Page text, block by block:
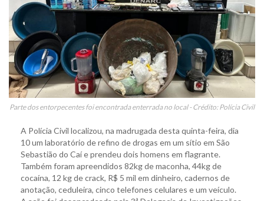
Parte dos entorpecentes foi encontrada enterrada no local - Crédito: Polícia Civil
A Polícia Civil localizou, na madrugada desta quinta-feira, dia
10 um laboratório de refino de drogas em um sítio em São
Sebastião do Caí e prendeu dois homens em flagrante.
Também foram apreendidos 82kg de maconha, 44kg de
cocaína, 12 kg de crack, R$ 5 mil em dinheiro, cadernos de
anotação, ceduleira, cinco telefones celulares e um veículo.